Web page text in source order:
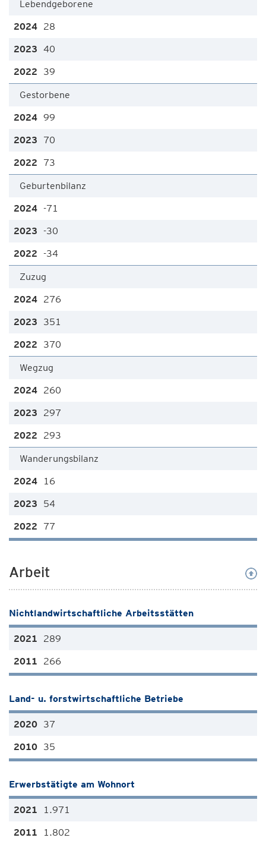
Lebendgeborene
28
40
39
Gestorbene
99
70
73
Geburtenbilanz
-71
-30
-34
Zuzug
276
351
370
Wegzug
260
297
293
Wanderungsbilanz
16
54
77
Arbeit
Nichtlandwirtschaftliche Arbeitsstätten
289
266
Land- u. forstwirtschaftliche Betriebe
37
35
Erwerbstätigte am Wohnort
1.971
1.802